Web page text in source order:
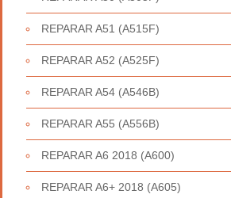
REPARAR A51 (A515F)
REPARAR A52 (A525F)
REPARAR A54 (A546B)
REPARAR A55 (A556B)
REPARAR A6 2018 (A600)
REPARAR A6+ 2018 (A605)